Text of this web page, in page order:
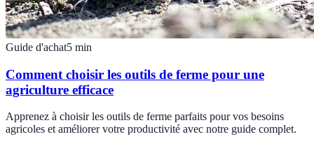
Guide d'achat5 min
Comment choisir les outils de ferme pour une
agriculture efficace
Apprenez à choisir les outils de ferme parfaits pour vos besoins
agricoles et améliorer votre productivité avec notre guide complet.